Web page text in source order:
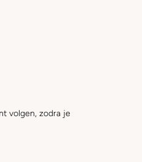
volgen, zodra je